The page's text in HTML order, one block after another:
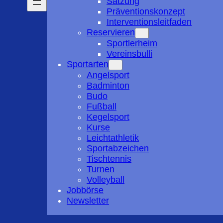
Präventionskonzept
Interventionsleitfaden
Reservieren
Sportlerheim
Vereinsbulli
Sportarten
Angelsport
Badminton
Budo
Fußball
Kegelsport
Kurse
Leichtathletik
Sportabzeichen
Tischtennis
Turnen
Volleyball
Jobbörse
Newsletter